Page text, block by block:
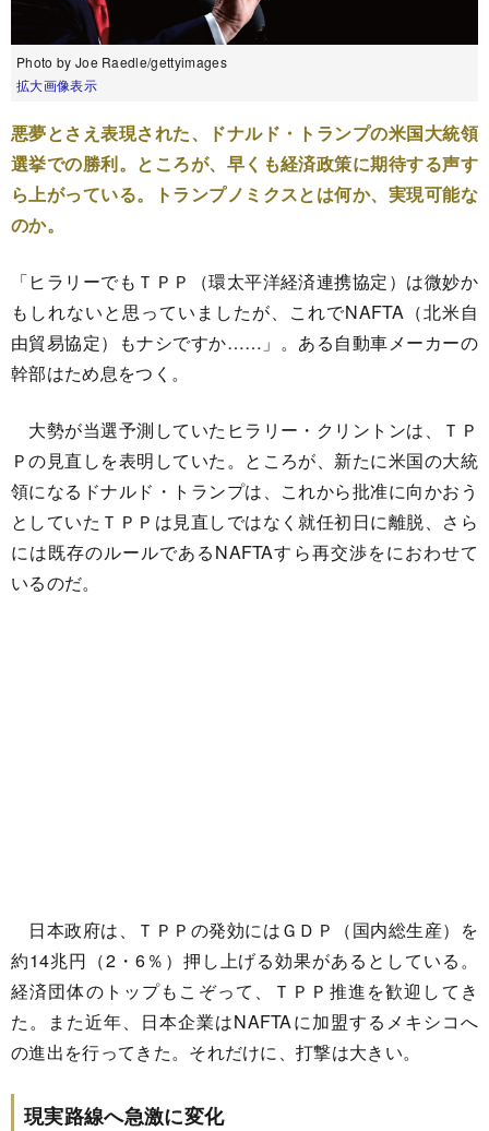
Photo by Joe Raedle/gettyimages
拡大画像表示
悪夢とさえ表現された、ドナルド・トランプの米国大統領
選挙での勝利。ところが、早くも経済政策に期待する声す
ら上がっている。トランプノミクスとは何か、実現可能な
のか。
「ヒラリーでもＴＰＰ（環太平洋経済連携協定）は微妙か
もしれないと思っていましたが、これでNAFTA（北米自
由貿易協定）もナシですか……」。ある自動車メーカーの
幹部はため息をつく。
大勢が当選予測していたヒラリー・クリントンは、ＴＰ
Ｐの見直しを表明していた。ところが、新たに米国の大統
領になるドナルド・トランプは、これから批准に向かおう
としていたＴＰＰは見直しではなく就任初日に離脱、さら
には既存のルールであるNAFTAすら再交渉をにおわせて
いるのだ。
日本政府は、ＴＰＰの発効にはＧＤＰ（国内総生産）を
約14兆円（2・6％）押し上げる効果があるとしている。
経済団体のトップもこぞって、ＴＰＰ推進を歓迎してき
た。また近年、日本企業はNAFTAに加盟するメキシコへ
の進出を行ってきた。それだけに、打撃は大きい。
現実路線へ急激に変化